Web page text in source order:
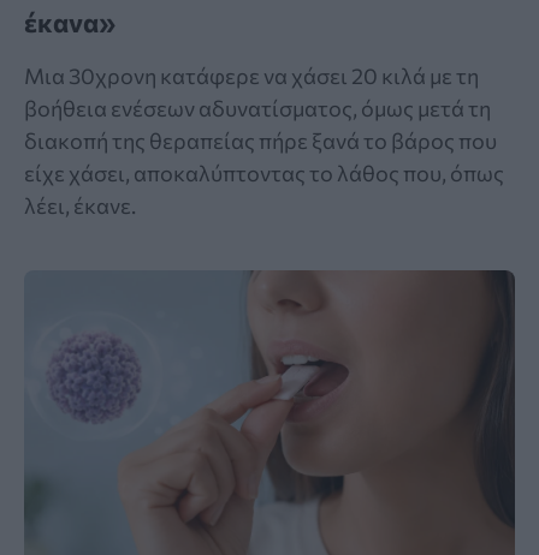
έκανα»
Μια 30χρονη κατάφερε να χάσει 20 κιλά με τη
βοήθεια ενέσεων αδυνατίσματος, όμως μετά τη
διακοπή της θεραπείας πήρε ξανά το βάρος που
είχε χάσει, αποκαλύπτοντας το λάθος που, όπως
λέει, έκανε.